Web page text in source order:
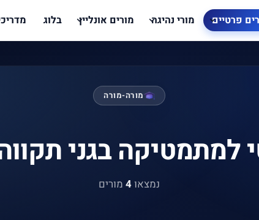
פרטיים מורי נהיגה מורים אונליין בלוג
מורה-מורה
למתמטיקה בגני
נמצאו 4 מורים